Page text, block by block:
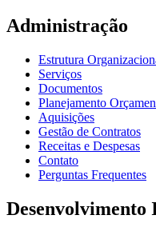
Administração
Estrutura
Serviços
Documentos
Planejamento
Aquisições
Gestão de Contratos
Receitas e Despesas
Contato
Perguntas Frequentes